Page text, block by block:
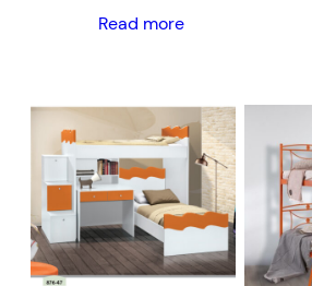
Read more